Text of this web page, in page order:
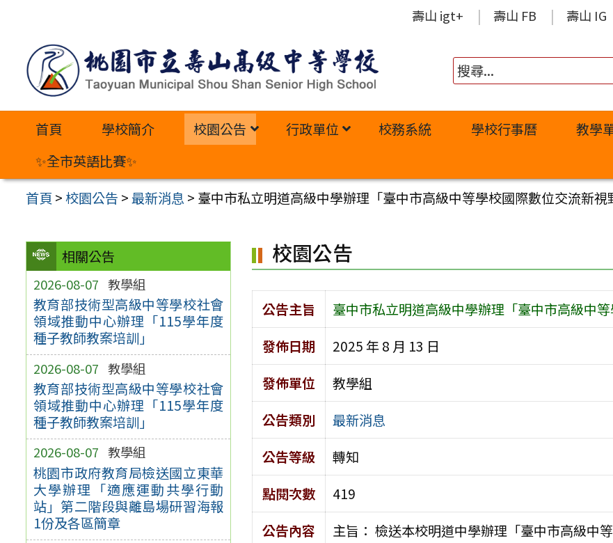
內
壽山 igt+ 壽山 FB 壽山 IG
首頁 學校簡介 校園公告 行政單位 校務系統 學校行事曆 教學
✨全市英語比賽✨
首頁 >校園公告 >最新消息 > 臺中市私立明道高級中學辦理「臺中市高級中等學校國際數位交流新視
相關公告
2026-08-07 教學組
教育部技術型高級中等學校社會
領域推動中心辦理「115學年度
種子教師教案培訓」
2026-08-07 教學組
教育部技術型高級中等學校社會
領域推動中心辦理「115學年度
種子教師教案培訓」
2026-08-07 教學組
桃園市政府教育局檢送國立東華
大學辦理「適應運動共學行動
站」第二階段與離島場研習海報
1份及各區簡章
校園公告
公告主旨
臺中市私立明道高級中學辦理「臺中市高級中
發佈日期
2025 年 8 月 13 日
發佈單位
教學組
公告類別
最新消息
公告等級
轉知
點閱次數
419
公告內容
主旨： 檢送本校明道中學辦理「臺中市高級中